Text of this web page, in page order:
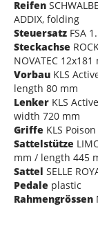
Reifen
ADDIX, folding
Steuersatz FSA
Steckachse
NOVATEC
Vorbau KLS
length 80 mm
Lenker KLS
width 720 mm
Griffe KLS
Sattelstütze
mm / length 445
Sattel SELLE
Pedale plastic
Rahmengrössen